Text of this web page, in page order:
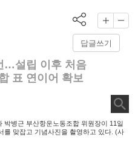
답글쓰기
…설립 이후 처음
표 연이어 확보
박병근 부산항운노동조합 위원장이 11일
를 맞잡고 기념사진을 촬영하고 있다. (사